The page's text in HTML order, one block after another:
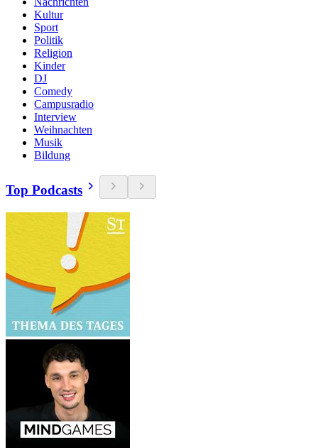
Kultur
Sport
Politik
Religion
Kinder
DJ
Comedy
Campusradio
Interview
Weihnachten
Musik
Bildung
Top Podcasts